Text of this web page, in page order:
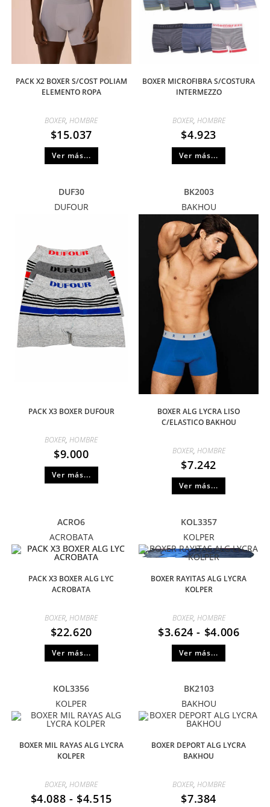
PACK X2 BOXER S/COST POLIAM
ELEMENTO ROPA
BOXER,HOMBRE
$15.037
Ver más...
BOXER MICROFIBRA S/COSTURA
INTERMEZZO
BOXER, HOMBRE
$4.923
Ver más...
DUF30
DUFOUR
PACK X3 BOXER DUFOUR
BOXER,HOMBRE
$9.000
Ver más...
BK2003
BAKHOU
BOXER ALG LYCRA LISO
C/ELASTICO BAKHOU
BOXER, HOMBRE
$7.242
Ver más...
ACRO6
ACROBATA
PACK X3 BOXER ALG LYC
ACROBATA
BOXER,HOMBRE
$22.620
Ver más...
KOL3357
KOLPER
BOXER RAYITAS ALG LYCRA
KOLPER
BOXER, HOMBRE
$3.624 - $4.006
Ver más...
KOL3356
KOLPER
BOXER MIL RAYAS ALG LYCRA
KOLPER
BOXER,HOMBRE
$4.088 - $4.515
BK2103
BAKHOU
BOXER DEPORT ALG LYCRA
BAKHOU
BOXER, HOMBRE
$7.384